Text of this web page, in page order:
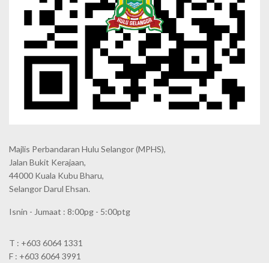
Majlis Perbandaran Hulu Selangor (MPHS),
Jalan Bukit Kerajaan,
44000 Kuala Kubu Bharu,
Selangor Darul Ehsan.
Isnin - Jumaat : 8:00pg - 5:00ptg
T : +603 6064 1331
F : +603 6064 3991